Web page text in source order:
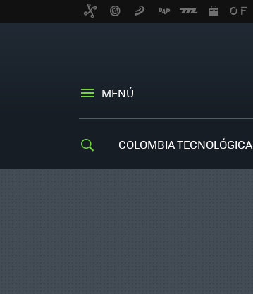
MENÚ
COLOMBIA TECNOLÓGICA